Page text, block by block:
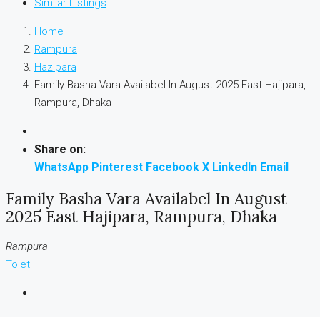
Similar Listings
Home
Rampura
Hazipara
Family Basha Vara Availabel In August 2025 East Hajipara,
Rampura, Dhaka
Share on:
WhatsApp Pinterest Facebook X LinkedIn Email
Family Basha Vara Availabel In August
2025 East Hajipara, Rampura, Dhaka
Rampura
Tolet